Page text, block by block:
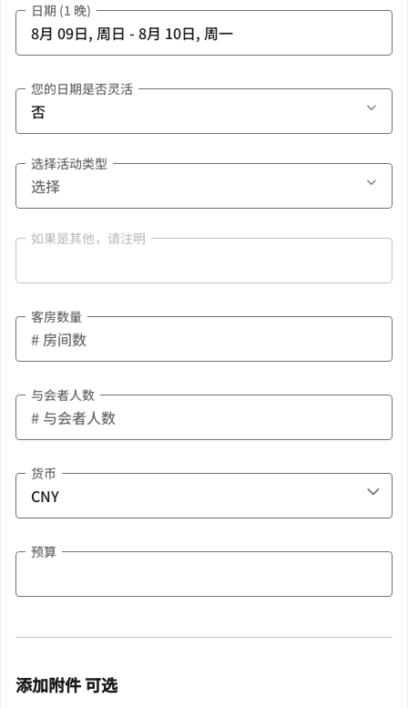
日期 (1 晚)
您的日期是否灵活
选择活动类型
如果是其他，请注明
客房数量
与会者人数
货币
预算
添加附件 可选